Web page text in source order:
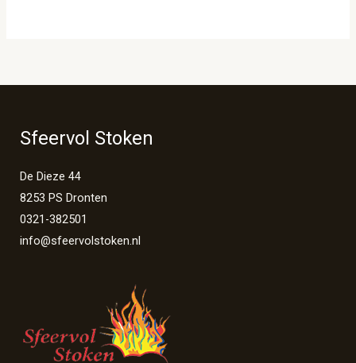
Sfeervol Stoken
De Dieze 44
8253 PS Dronten
0321-382501
info@sfeervolstoken.nl